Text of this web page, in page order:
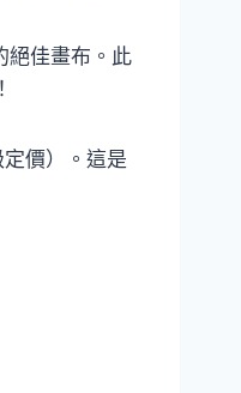
絕佳畫布。此
價）。這是